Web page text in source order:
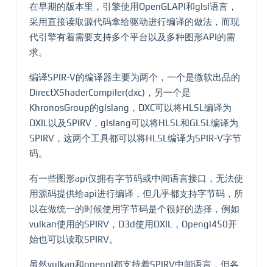
在早期的版本里，引擎使用OpenGLAPI和glsl语言，
采用直接读取源代码拿给驱动进行编译的做法，而现
代引擎有着需要支持多个平台以及多种图形API的需
求。
编译SPIR-V的编译器主要为两个，一个是微软出品的
DirectXShaderCompiler(dxc)，另一个是
KhronosGroup的glslang，DXC可以将HLSL编译为
DXIL以及SPIRV，glslang可以将HLSL和GLSL编译为
SPIRV，这两个工具都可以将HLSL编译为SPIR-V字节
码。
有一些图形api仅拥有字节码或中间语言接口，无法使
用源码提供给api进行编译，但几乎都支持字节码，所
以在做统一的时候使用字节码是个很好的选择，例如
vulkan使用的SPIRV，D3d使用DXIL，Opengl450开
始也可以读取SPIRV。
虽然vulkan和opengl都支持着SPIRV中间语言，但各